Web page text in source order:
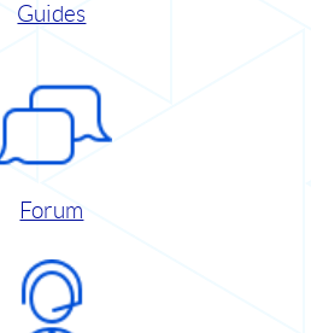
Guides
Forum